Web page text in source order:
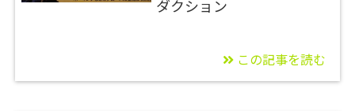
ダクション
この記事を読む